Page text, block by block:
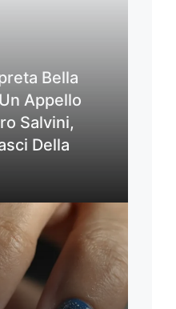
Bella
Appello
Salvini,
Della